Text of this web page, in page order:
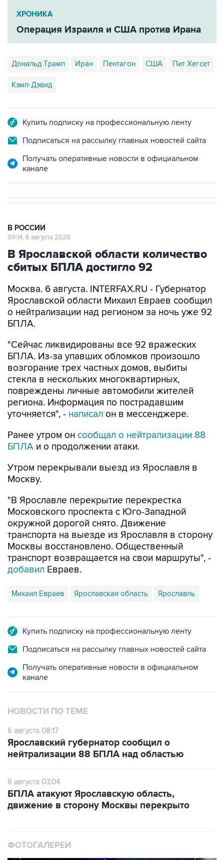
ХРОНИКА
Операция Израиля и США против Ирана
Дональд Трамп Иран Пентагон США Пит Хегсет
Кэмп-Дэвид
Купить подписку на профессиональную ленту
Подписаться на рассылку главных новостей сайта
Получать оперативные новости в официальном
канале
В РОССИИ
09:14, 6 августа 2026
В Ярославской области количество
сбитых БПЛА достигло 92
Москва. 6 августа. INTERFAX.RU - Губернатор
Ярославской области Михаил Евраев сообщил
о нейтрализации над регионом за ночь уже 92
БПЛА.
"Сейчас ликвидированы все 92 вражеских
БПЛА. Из-за упавших обломков произошло
возгорание трех частных домов, выбиты
стекла в нескольких многоквартирных,
повреждены личные автомобили жителей
региона. Информация по пострадавшим
уточняется", - написал он в мессенджере.
Ранее утром он сообщал о нейтрализации 88
БПЛА и о продолжении атаки.
Утром перекрывали выезд из Ярославля в
Москву.
"В Ярославле перекрытие перекрестка
Московского проспекта с Юго-Западной
окружной дорогой снято. Движение
транспорта на выезде из Ярославля в сторону
Москвы восстановлено. Общественный
транспорт возвращается на свои маршруты", -
добавил Евраев.
Михаил Евраев Ярославская область Ярославль
Купить подписку на профессиональную ленту
Подписаться на рассылку главных новостей сайта
Получать оперативные новости в официальном
канале
НОВОСТИ ПО ТЕМЕ
6 августа 08:17
Ярославский губернатор сообщил о
нейтрализации 88 БПЛА над областью
6 августа 03:04
БПЛА атакуют Ярославскую область,
движение в сторону Москвы перекрыто
ФОТОГАЛЕРЕИ